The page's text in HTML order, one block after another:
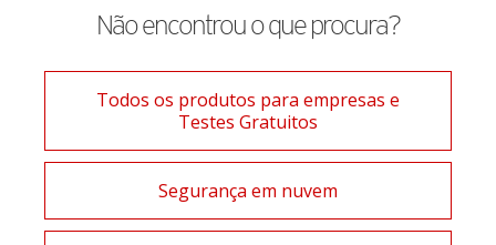
Não encontrou o que procura?
Todos os produtos para empresas e
Testes Gratuitos
Segurança em nuvem